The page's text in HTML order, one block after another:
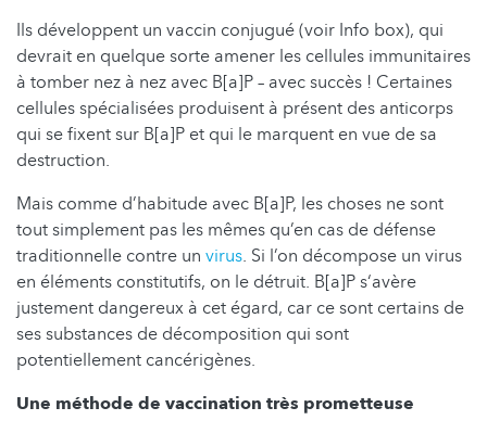
Ils développent un vaccin conjugué (voir Info box), qui
devrait en quelque sorte amener les cellules immunitaires
à tomber nez à nez avec B[a]P – avec succès ! Certaines
cellules spécialisées produisent à présent des anticorps
qui se fixent sur B[a]P et qui le marquent en vue de sa
destruction.
Mais comme d’habitude avec B[a]P, les choses ne sont
tout simplement pas les mêmes qu’en cas de défense
traditionnelle contre un virus. Si l’on décompose un virus
en éléments constitutifs, on le détruit. B[a]P s‘avère
justement dangereux à cet égard, car ce sont certains de
ses substances de décomposition qui sont
potentiellement cancérigènes.
Une méthode de vaccination très prometteuse